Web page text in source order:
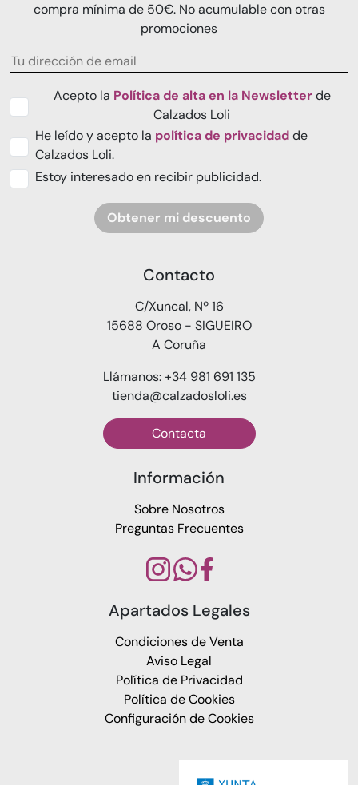
compra mínima de 50€. No acumulable con otras
promociones
Acepto la Política de alta en la Newsletterde
Calzados Loli
He leído y acepto la política de privacidadde
Calzados Loli.
Estoy interesado en recibir publicidad.
Obtener mi descuento
Contacto
C/Xuncal, Nº 16
15688 Oroso - SIGUEIRO
A Coruña
Llámanos: +34 981 691 135
tienda@calzadosloli.es
Contacta
Información
Sobre Nosotros
Preguntas Frecuentes
Apartados Legales
Condiciones de Venta
Aviso Legal
Política de Privacidad
Política de Cookies
Configuración de Cookies